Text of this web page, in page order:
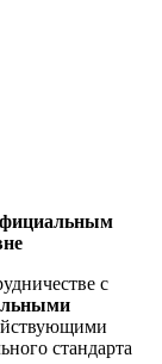
с
стандарта